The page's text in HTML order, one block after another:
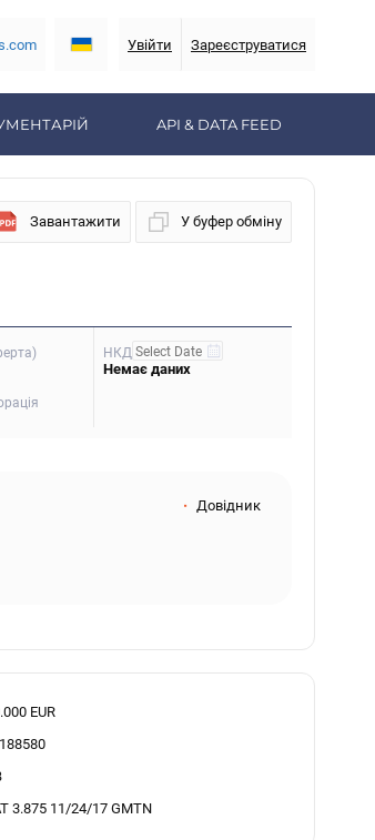
Увійти Зареєструватися
API & DATA FEED
Завантажити У буфер обміну
НКД
Немає даних
Довідник
EUR
3.875 11/24/17 GMTN